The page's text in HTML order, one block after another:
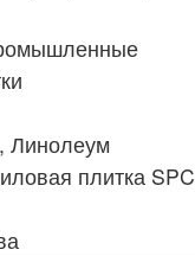
Линолеум
плитка SPC